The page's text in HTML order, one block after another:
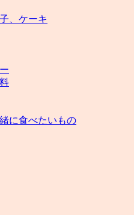
、ケーキ
に食べたいもの